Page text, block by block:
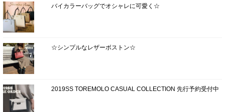
バイカラーバッグでオシャレに可愛く☆
☆シンプルなレザーボストン☆
2019SS TOREMOLO CASUAL COLLECTION 先行予約受付中